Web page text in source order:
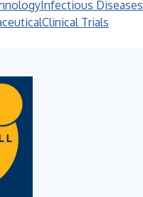
Infectious Diseases
Clinical Trials